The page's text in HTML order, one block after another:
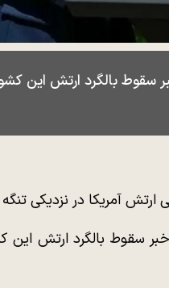
سقوط بالگرد ارتش این
ارتش آمریکا در نزدیکی
سقوط بالگرد ارتش این